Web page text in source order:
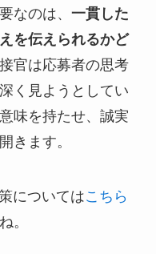
なのは、 一貫した
を伝えられるかど
官は応募者の思考
く見ようとしてい
味を持たせ、誠実
きます。
についてはこちら
。